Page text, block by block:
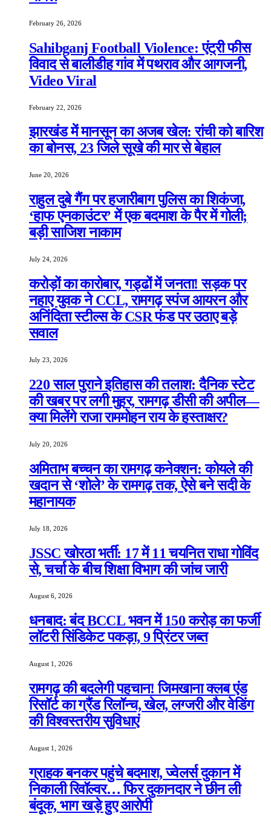
February 26, 2026
Sahibganj Football Violence: एंट्री फीस
विवाद से बालीडीह गांव में पथराव और आगजनी,
Video Viral
February 22, 2026
झारखंड में मानसून का अजब खेल: रांची को बारिश
का बोनस, 23 जिले सूखे की मार से बेहाल
June 20, 2026
राहुल दुबे गैंग पर हजारीबाग पुलिस का शिकंजा,
‘हाफ एनकाउंटर’ में एक बदमाश के पैर में गोली;
बड़ी साजिश नाकाम
July 24, 2026
करोड़ों का कारोबार, गड्ढों में जनता! सड़क पर
नहाए युवक ने CCL, रामगढ़ स्पंज आयरन और
अनिंदिता स्टील्स के CSR फंड पर उठाए बड़े
सवाल
July 23, 2026
220 साल पुराने इतिहास की तलाश: दैनिक स्टेट
की खबर पर लगी मुहर, रामगढ़ डीसी की अपील—
क्या मिलेंगे राजा राममोहन राय के हस्ताक्षर?
July 20, 2026
अमिताभ बच्चन का रामगढ़ कनेक्शन: कोयले की
खदान से ‘शोले’ के रामगढ़ तक, ऐसे बने सदी के
महानायक
July 18, 2026
JSSC खोरठा भर्ती: 17 में 11 चयनित राधा गोविंद
से, चर्चा के बीच शिक्षा विभाग की जांच जारी
August 6, 2026
धनबाद: बंद BCCL भवन में 150 करोड़ का फर्जी
लॉटरी सिंडिकेट पकड़ा, 9 प्रिंटर जब्त
August 1, 2026
रामगढ़ की बदलेगी पहचान! जिमखाना क्लब एंड
रिसॉर्ट का ग्रैंड रिलॉन्च, खेल, लग्जरी और वेडिंग
की विश्वस्तरीय सुविधाएं
August 1, 2026
ग्राहक बनकर पहुंचे बदमाश, ज्वेलर्स दुकान में
निकाली रिवॉल्वर… फिर दुकानदार ने छीन ली
बंदूक, भाग खड़े हुए आरोपी